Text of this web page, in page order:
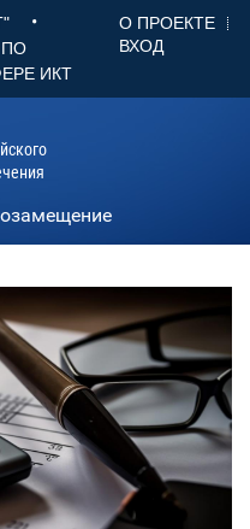
•
ПО
ИКТ
О ПРОЕКТЕ
ВХОД